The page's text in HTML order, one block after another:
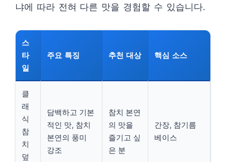
냐에 따라 전혀 다른 맛을 경험할 수 있습니다.
스
타
일
주요 특징 추천 대상 핵심 소스
클
래
식
참
치
덮
담백하고 기본
적인 맛, 참치
본연의 풍미
강조
참치 본연
의 맛을
즐기고 싶
은 분
간장, 참기름
베이스